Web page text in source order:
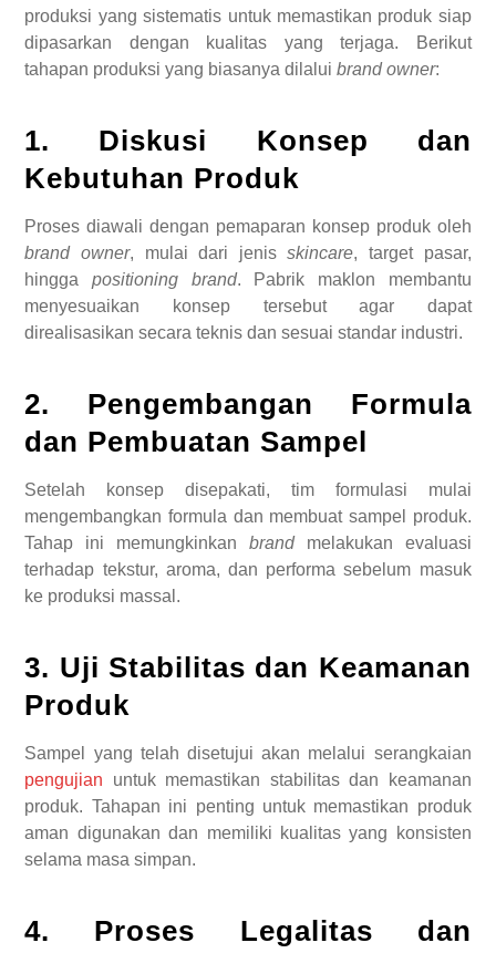
produksi yang sistematis untuk memastikan produk siap
dipasarkan dengan kualitas yang terjaga. Berikut
tahapan produksi yang biasanya dilalui brand owner:
1. Diskusi Konsep dan
Kebutuhan Produk
Proses diawali dengan pemaparan konsep produk oleh
brand owner, mulai dari jenisskincare, target pasar,
hinggapositioning brand. Pabrik maklon membantu
menyesuaikan konsep tersebut agar dapat
direalisasikan secara teknis dan sesuai standar industri.
2. Pengembangan Formula
dan Pembuatan Sampel
Setelah konsep disepakati, tim formulasi mulai
mengembangkan formula dan membuat sampel produk.
Tahap ini memungkinkan brandmelakukan evaluasi
terhadap tekstur, aroma, dan performa sebelum masuk
ke produksi massal.
3. Uji Stabilitas dan Keamanan
Produk
Sampel yang telah disetujui akan melalui serangkaian
pengujian untuk memastikan stabilitas dan keamanan
produk. Tahapan ini penting untuk memastikan produk
aman digunakan dan memiliki kualitas yang konsisten
selama masa simpan.
4. Proses Legalitas dan